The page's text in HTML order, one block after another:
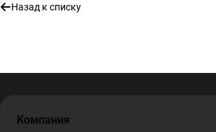
Назад к списку
Компания